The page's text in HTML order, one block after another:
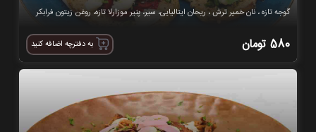
گوجه تازه ، نان خمیر ترش ، ریحان ایتالیایی، سیر، پنیر موزارلا تازه، روغن زیتون فرابکر
580 تومان به دفترچه اضافه کنید